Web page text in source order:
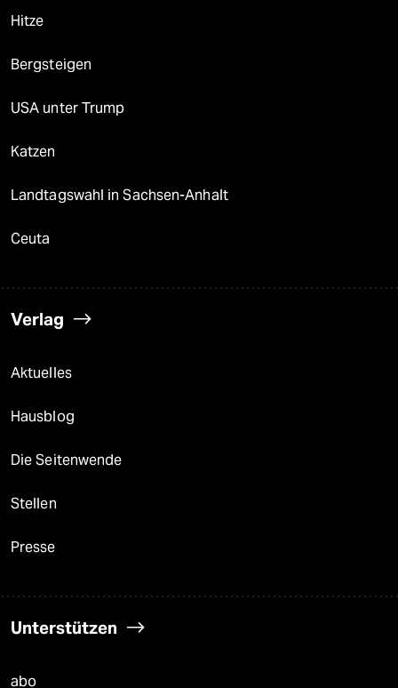
Hitze
Bergsteigen
USA unter Trump
Katzen
Landtagswahl in Sachsen-Anhalt
Ceuta
Verlag
Aktuelles
Hausblog
Die Seitenwende
Stellen
Presse
Unterstützen
abo